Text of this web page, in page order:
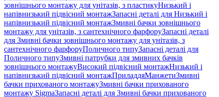
зовнішнього монтажу для унітазів, з пластикуНизький і
напівнизький підвісний монтажЗапасні деталі для Низький і
напівнизький підвісний монтажЗмивні бачки зовнішнього
монтажу для унітазів, з сантехнічного фарфоруЗапасні деталі
для Змивні бачки зовнішнього монтажу для унітазів, з
сантехнічного фарфоруПоличного типуЗапасні деталі для
Поличного типуЗмивні патрубки для змивних бачків
зовнішнього монтажуВисокий підвісний монтажНизький і
напівнизький підвісний монтажПриладдяМанжетиЗмивні
бачки прихованого монтажуЗмивні бачки прихованого
монтажу SigmaЗапасні деталі для Змивні бачки прихованого